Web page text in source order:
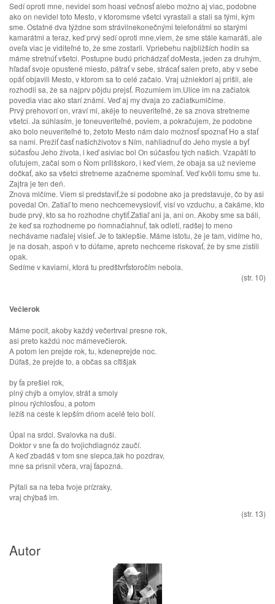
Sedí oproti mne, nevidel som hoasi večnosť alebo možno aj viac, podobne
ako on nevidel toto Mesto, v ktoromsme všetci vyrastali a stali sa tými, kým
sme. Ostatné dva týždne som strávilnekonečnými telefonátmi so starými
kamarátmi a teraz, keď prvý sedí oproti mne,viem, že sme stále kamaráti, ale
oveľa viac je viditeľné to, že sme zostarli. Vpriebehu najbližších hodín sa
máme stretnúť všetci. Postupne budú prichádzať doMesta, jeden za druhým,
hľadať svoje opustené miesto, pátrať v sebe, strácať salen preto, aby v sebe
opäť objavili Mesto, v ktorom sa to celé začalo. Vraj užniektorí aj prišli, ale
rozhodli sa, že sa najprv pôjdu prejsť. Rozumiem im.Ulice im na začiatok
povedia viac ako starí známi. Veď aj my dvaja zo začiatkumlčíme.
Prvý prehovorí on, vraví mi, akéje to neuveriteľné, že sa znova stretneme
všetci. Ja súhlasím, je toneuveriteľné, poviem, a pokračujem, že podobne
ako bolo neuveriteľné to, žetoto Mesto nám dalo možnosť spoznať Ho a stať
sa nami. Prežiť časť našichživotov s Ním, nahliadnuť do Jeho mysle a byť
súčasťou Jeho života, i keď asiviac bol On súčasťou tých našich. Vzapätí to
oľutujem, začal som o Ňom prílišskoro, i keď viem, že obaja sa už nevieme
dočkať, ako sa všetci stretneme azačneme spomínať. Veď kvôli tomu sme tu.
Zajtra je ten deň.
Znova mlčíme. Viem si predstaviť,že si podobne ako ja predstavuje, čo by asi
povedal On. Zatiaľ to meno nechcemevysloviť, visí vo vzduchu, a čakáme, kto
bude prvý, kto sa ho rozhodne chytiť.Zatiaľ ani ja, ani on. Akoby sme sa báli,
že keď sa rozhodneme po ňomnačiahnuť, tak odletí, radšej to meno
nechávame naďalej visieť. Je to taklepšie. Máme istotu, že je tam, vidíme ho,
je na dosah, aspoň v to dúfame, apreto nechceme riskovať, že by sme zistili
opak.
Sedíme v kaviarni, ktorá tu predštvrťstoročím nebola.
(str. 10)
Večierok
Máme pocit, akoby každý večertrval presne rok,
asi preto každú noc mámevečierok.
A potom len prejde rok, tu, kdeneprejde noc.
Dúfaš, že prejde to, a občas sa cítišjak
by ťa prešiel rok,
plný chýb a omylov, strát a smoly
plnou rýchlosťou, a potom
ležíš na ceste k lepším dňom acelé telo bolí.
Úpal na srdci. Svalovka na duši.
Doktor v sne ťa do tvojichdiagnóz zaučí.
A keď zbadáš v tom sne slepca,tak ho pozdrav,
mne sa prisnil včera, vraj ťapozná.
Pýtali sa na teba tvoje prízraky,
vraj chýbaš im.
(str. 13)
Autor